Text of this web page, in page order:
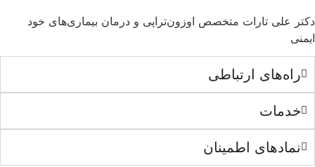
دکتر علی تارات متخصص اوزون‌تراپی و درمان بیماری‌های خود
ایمنی
راه‌های ارتباطی
خدمات
نمادهای اطمینان